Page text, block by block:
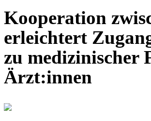
Kooperation
erleichtert
zu medizinischer
Ärzt:innen